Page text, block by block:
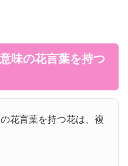
味の花言葉を持つ
花言葉を持つ花は、複